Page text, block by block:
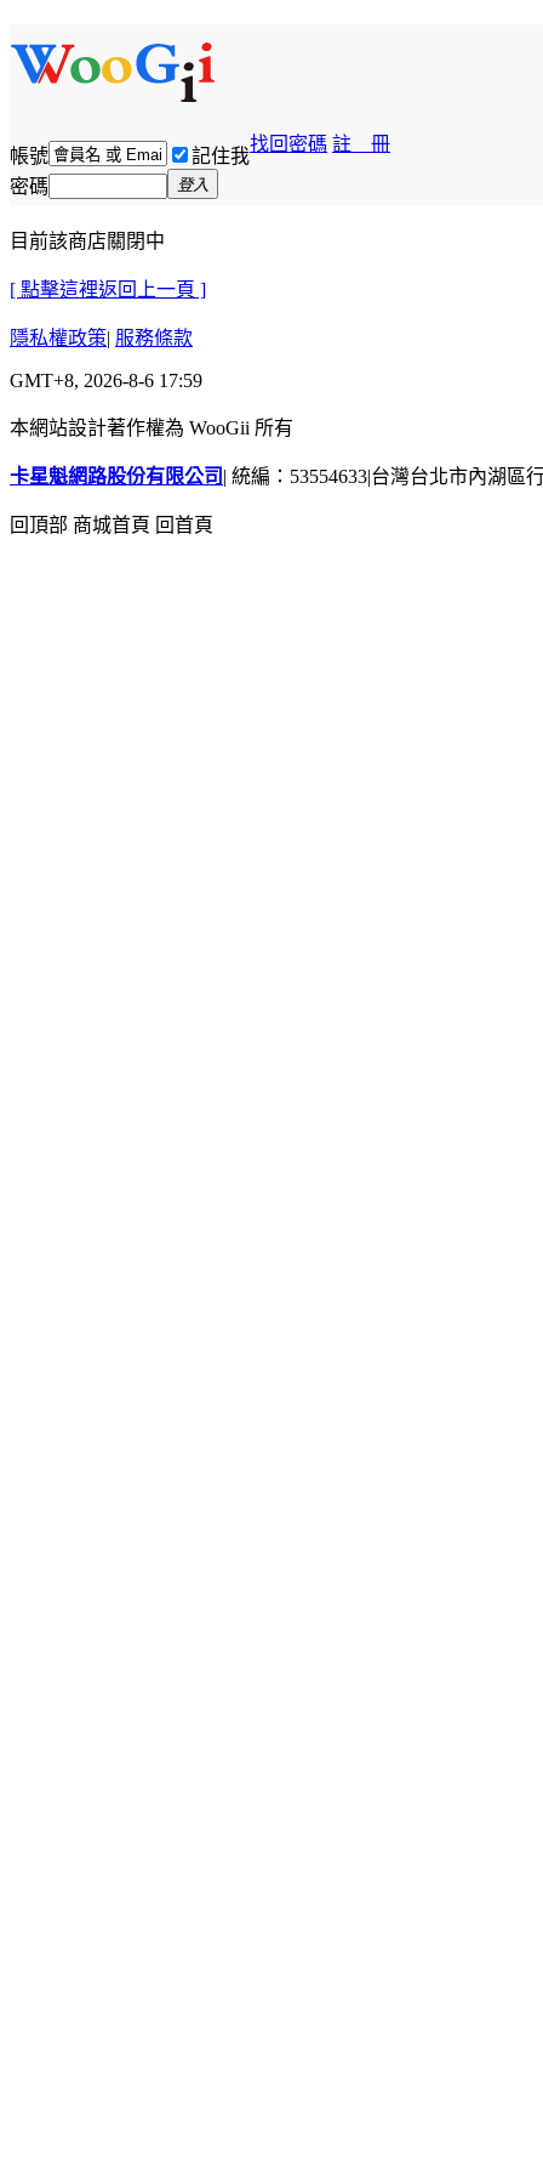
帳號 記住我
找回密碼 註 冊
密碼 登入
目前該商店關閉中
[ 點擊這裡返回上一頁 ]
隱私權政策| 服務條款
GMT+8, 2026-8-6 17:59
本網站設計著作權為 WooGii 所有
卡星魁網路股份有限公司 | 統編：53554633|台灣台北市內湖區
回頂部 商城首頁 回首頁